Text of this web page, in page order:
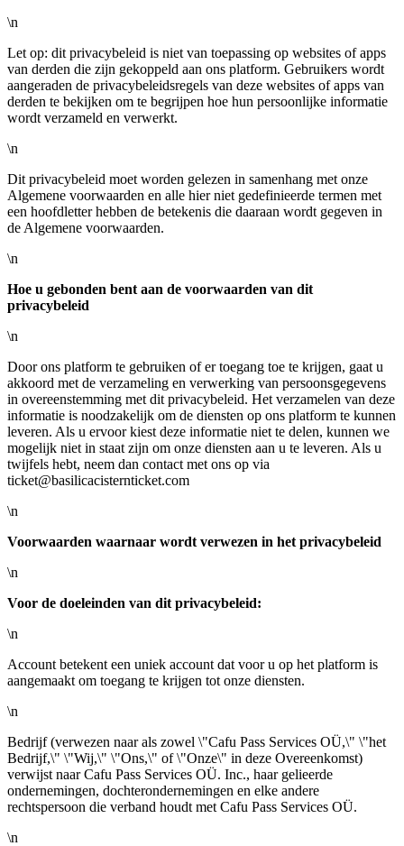
\n
Let op: dit privacybeleid is niet van toepassing op websites of apps
van derden die zijn gekoppeld aan ons platform. Gebruikers wordt
aangeraden de privacybeleidsregels van deze websites of apps van
derden te bekijken om te begrijpen hoe hun persoonlijke informatie
wordt verzameld en verwerkt.
\n
Dit privacybeleid moet worden gelezen in samenhang met onze
Algemene voorwaarden en alle hier niet gedefinieerde termen met
een hoofdletter hebben de betekenis die daaraan wordt gegeven in
de Algemene voorwaarden.
\n
Hoe u gebonden bent aan de voorwaarden van dit
privacybeleid
\n
Door ons platform te gebruiken of er toegang toe te krijgen, gaat u
akkoord met de verzameling en verwerking van persoonsgegevens
in overeenstemming met dit privacybeleid. Het verzamelen van deze
informatie is noodzakelijk om de diensten op ons platform te kunnen
leveren. Als u ervoor kiest deze informatie niet te delen, kunnen we
mogelijk niet in staat zijn om onze diensten aan u te leveren. Als u
twijfels hebt, neem dan contact met ons op via
ticket@basilicacisternticket.com
\n
Voorwaarden waarnaar wordt verwezen in het privacybeleid
\n
Voor de doeleinden van dit privacybeleid:
\n
Account betekent een uniek account dat voor u op het platform is
aangemaakt om toegang te krijgen tot onze diensten.
\n
Bedrijf (verwezen naar als zowel \"Cafu Pass Services OÜ,\" \"het
Bedrijf,\" \"Wij,\" \"Ons,\" of \"Onze\" in deze Overeenkomst)
verwijst naar Cafu Pass Services OÜ. Inc., haar gelieerde
ondernemingen, dochterondernemingen en elke andere
rechtspersoon die verband houdt met Cafu Pass Services OÜ.
\n